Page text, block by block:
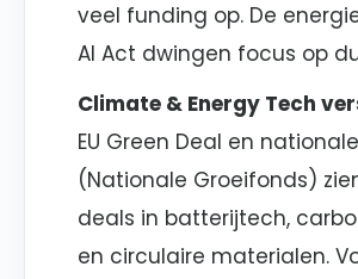
veel funding op. De
AI Act dwingen focus op
Climate & Energy Tech
EU Green Deal en
(Nationale Groeifonds)
deals in batterijtech,
en circulaire materialen.